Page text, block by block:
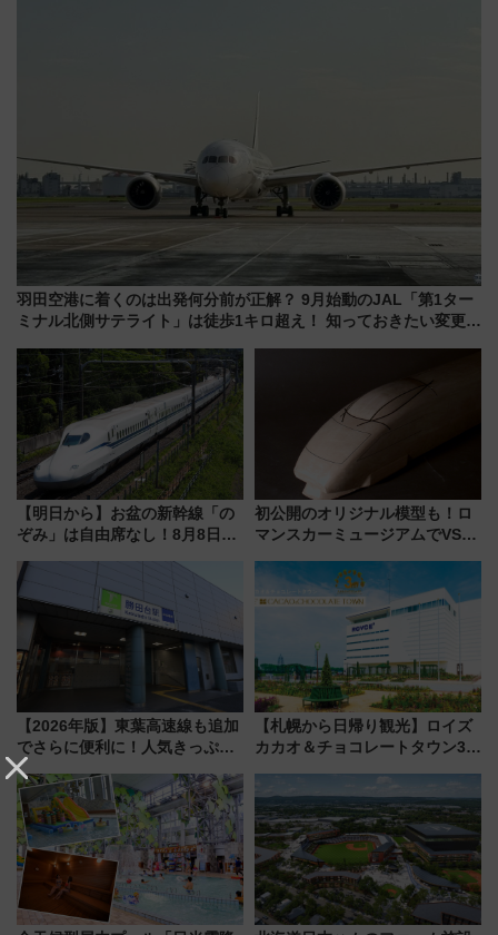
羽田空港に着くのは出発何分前が正解？ 9月始動のJAL「第1ター
ミナル北側サテライト」は徒歩1キロ超え！ 知っておきたい変更点
【明日から】お盆の新幹線「の
ぞみ」は自由席なし！8月8日午
せば空きが見つかることも 混
雑避ける「空席」探しのコツ
初公開のオリジナル模型も！ロ
マンスカーミュージアムでVSE
15日スタート
【2026年版】東葉高速線も追加
でさらに便利に！人気きっぷ
「サンキューちばフリーパス」
今年も発売 秋・早春に千葉県を
巡るなら使い勝手・コスパ抜群
【札幌から日帰り観光】ロイズ
カカオ＆チョコレートタウン3周
駅からのアクセスも